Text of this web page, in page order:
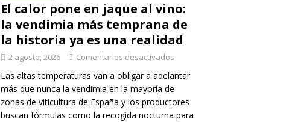
El calor pone en jaque al vino:
la vendimia más temprana de
la historia ya es una realidad
2 agosto, 2026 Comentarios desactivados
Las altas temperaturas van a obligar a adelantar
más que nunca la vendimia en la mayoría de
zonas de viticultura de España y los productores
buscan fórmulas como la recogida nocturna para